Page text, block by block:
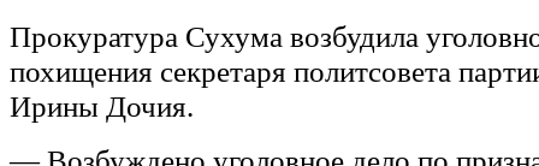
Прокуратура Сухума возбудила
похищения секретаря политсовета
Ирины Дочия.